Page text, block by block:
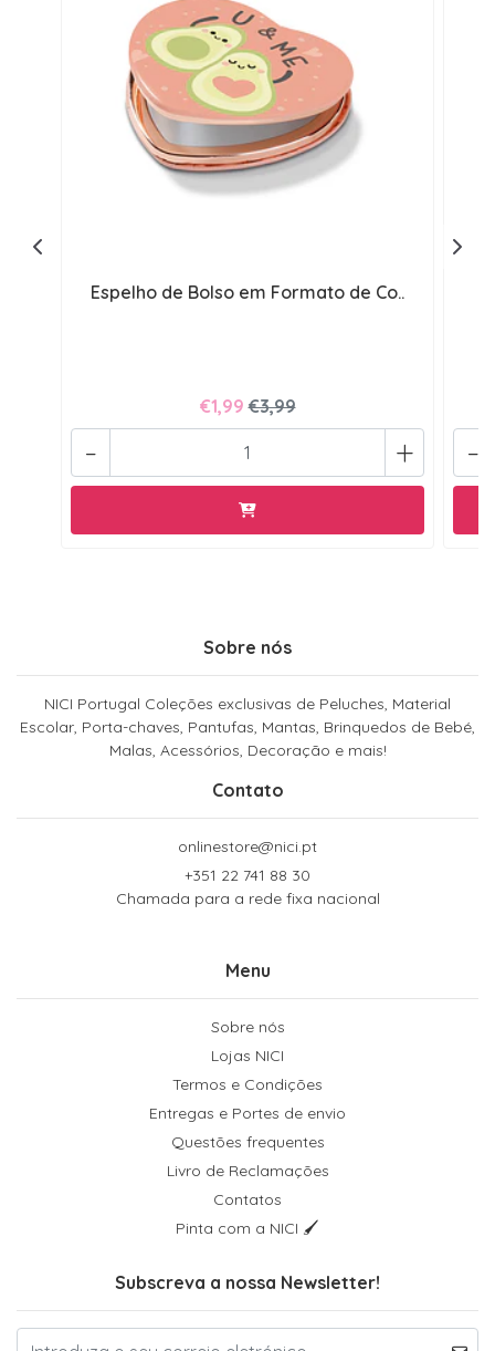
Espelho de Bolso em Formato de Co..
€1,99 €3,99
+
- -
Sobre nós
NICI Portugal Coleções exclusivas de Peluches, Material
Escolar, Porta-chaves, Pantufas, Mantas, Brinquedos de Bebé,
Malas, Acessórios, Decoração e mais!
Contato
onlinestore@nici.pt
+351 22 741 88 30
Chamada para a rede fixa nacional
Menu
Sobre nós
Lojas NICI
Termos e Condições
Entregas e Portes de envio
Questões frequentes
Livro de Reclamações
Contatos
Pinta com a NICI 🖌
Subscreva a nossa Newsletter!